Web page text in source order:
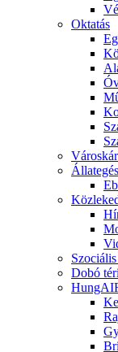
Oktatás
Dobó